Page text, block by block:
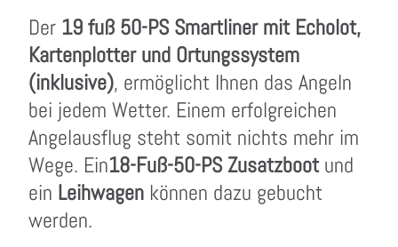
Der 19 fuß 50-PS Smartliner mit Echolot,
Kartenplotter und Ortungssystem
(inklusive), ermöglicht Ihnen das Angeln
bei jedem Wetter. Einem erfolgreichen
Angelausflug steht somit nichts mehr im
Wege. Ein18-Fuß-50-PS Zusatzboot und
ein Leihwagen können dazu gebucht
werden.